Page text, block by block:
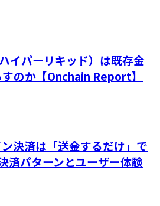
イパーリキッド）は既存金
のか【Onchain Report】
決済は「送金するだけ」で
済パターンとユーザー体験